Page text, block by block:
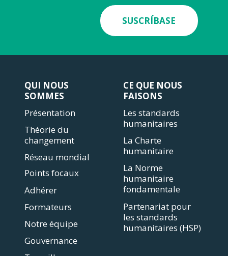
SUSCRÍBASE
QUI NOUS
SOMMES
Présentation
Théorie du
changement
Réseau mondial
Points focaux
Adhérer
Formateurs
Notre équipe
Gouvernance
CE QUE NOUS
FAISONS
Les standards
humanitaires
La Charte
humanitaire
La Norme
humanitaire
fondamentale
Partenariat pour
les standards
humanitaires (HSP)